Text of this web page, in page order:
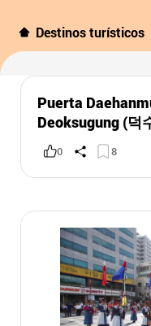
Destinos turísticos
Puerta
Deoksugung (덕
0 8